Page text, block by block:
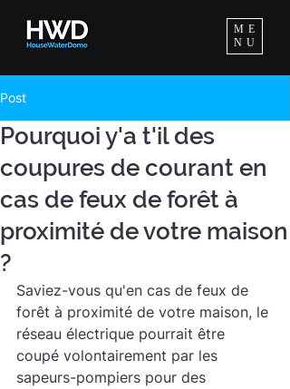
ME
NU
Post
Pourquoi y'a t'il des
coupures de courant en
cas de feux de forêt à
proximité de votre maison
?
Saviez-vous qu'en cas de feux de
forêt à proximité de votre maison, le
réseau électrique pourrait être
coupé volontairement par les
sapeurs-pompiers pour des